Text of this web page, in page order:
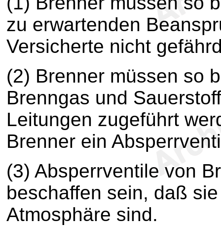
zu erwartenden
Versicherte nicht
(2) Brenner müssen so
Brenngas und
Leitungen zugeführt
Brenner ein
(3) Absperrventile von
beschaffen sein, daß
Atmosphäre sind.